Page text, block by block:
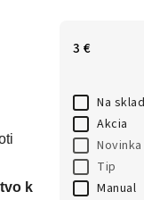
3 €
Na
Akcia
Novinka
Tip
Manual
k